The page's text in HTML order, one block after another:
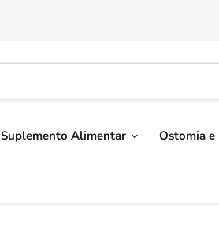
Suplemento Alimentar Ostomia